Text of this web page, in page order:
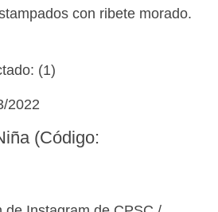
con ribete morado.
(1)
2022
(Código: